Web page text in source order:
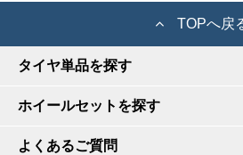
TOPへ戻
タイヤ単品を探す
ホイールセットを探す
よくあるご質問